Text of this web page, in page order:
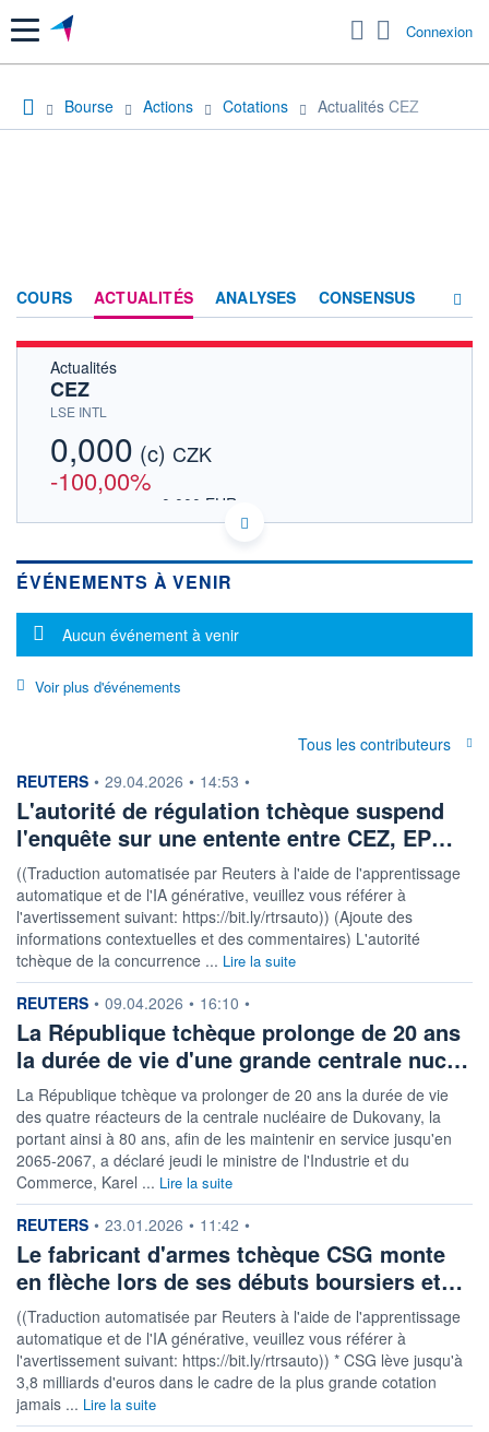
Menu Connexion
Bourse Actions Cotations Actualités CEZ
COURS ACTUALITÉS ANALYSES CONSENSUS
Actualités
CEZ
LSE INTL
0,000 (c) CZK
-100,00%
0,000 EUR
DONNÉES TEMPS DIFFÉRÉ
Politique d'exécution
OUVERTURE
0,000 545,000
+ HAUT
CAPITAL ÉCHANGÉ
VALORISATION
LIMITE À LA
BAISSE
0,000
LIMITE À LA
HAUSSE
0,000
RENDEMENT
ESTIMÉ 2026
-
PER ESTIMÉ
2026
-
DERNIER
DIVIDENDE
0,00 CZK
DATE
DERNIER
PROCHAIN
DIVIDENDE
-
ÉLIGIBILITÉ
Non éligible
Boursobank
+ PORTEFEUILLE
ÉVÉNEMENTS À VENIR
Message d'information
Aucun événement à venir
Voir plus d'événements
Tous les contributeurs
information fournie par
REUTERS • 29.04.2026 • 14:53 •
L'autorité de régulation tchèque suspend
l'enquête sur une entente entre CEZ, EP…
((Traduction automatisée par Reuters à l'aide de l'apprentissage
automatique et de l'IA générative, veuillez vous référer à
l'avertissement suivant: https://bit.ly/rtrsauto)) (Ajoute des
informations contextuelles et des commentaires) L'autorité
tchèque de la concurrence ... Lire la suite
information fournie par
REUTERS • 09.04.2026 • 16:10 •
La République tchèque prolonge de 20 ans
la durée de vie d'une grande centrale nuc…
La République tchèque va prolonger de 20 ans la durée de vie
des quatre réacteurs de la centrale nucléaire de Dukovany, la
portant ainsi à 80 ans, afin de les maintenir en service jusqu'en
2065-2067, a déclaré jeudi le ministre de l'Industrie et du
Commerce, Karel ... Lire la suite
information fournie par
REUTERS • 23.01.2026 • 11:42 •
Le fabricant d'armes tchèque CSG monte
en flèche lors de ses débuts boursiers et…
((Traduction automatisée par Reuters à l'aide de l'apprentissage
automatique et de l'IA générative, veuillez vous référer à
l'avertissement suivant: https://bit.ly/rtrsauto)) * CSG lève jusqu'à
3,8 milliards d'euros dans le cadre de la plus grande cotation
jamais ... Lire la suite